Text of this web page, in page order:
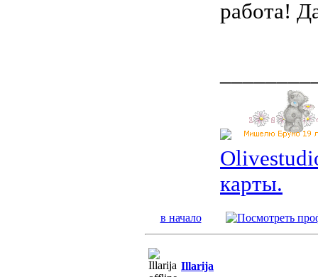
работа!
карты.
в начало
Illarija